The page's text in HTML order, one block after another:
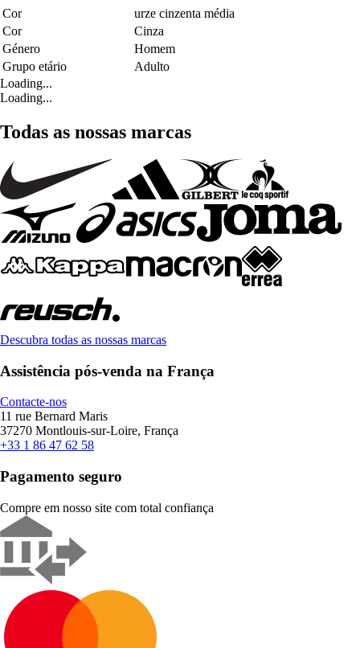
Cor
urze cinzenta média
Cor
Cinza
Género
Homem
Grupo etário
Adulto
Loading...
Loading...
Todas as nossas marcas
Descubra todas as nossas marcas
Assistência pós-venda na França
Contacte-nos
11 rue Bernard Maris
37270 Montlouis-sur-Loire, França
+33 1 86 47 62 58
Pagamento seguro
Compre em nosso site com total confiança